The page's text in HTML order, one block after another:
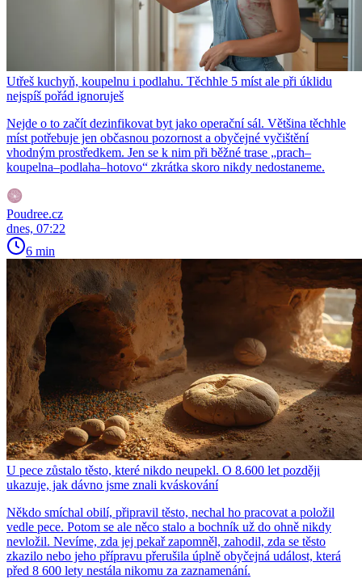
Utřeš kuchyň, koupelnu i podlahu. Těchhle 5 míst ale při úklidu
nejspíš pořád ignoruješ
Nejde o to začít dezinfikovat byt jako operační sál. Většina těchhle
míst potřebuje jen občasnou pozornost a obyčejné vyčištění
vhodným prostředkem. Jen se k nim při běžné trase „prach–
koupelna–podlaha–hotovo“ zkrátka skoro nikdy nedostaneme.
Poudree.cz
dnes, 07:22
6 min
U pece zůstalo těsto, které nikdo neupekl. O 8.600 let později
ukazuje, jak dávno jsme znali kváskování
Někdo smíchal obilí, připravil těsto, nechal ho pracovat a položil
vedle pece. Potom se ale něco stalo a bochník už do ohně nikdy
nevložil. Nevíme, zda jej pekař zapomněl, zahodil, zda se těsto
zkazilo nebo jeho přípravu přerušila úplně obyčejná událost, která
před 8 600 lety nestála nikomu za zaznamenání.